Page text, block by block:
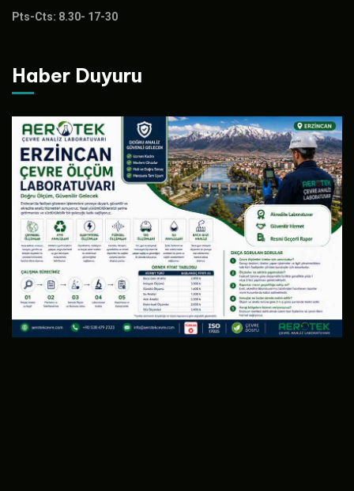
Pts-Cts: 8.30- 17-30
Haber Duyuru